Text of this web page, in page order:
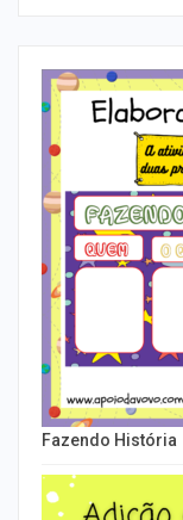
Fazendo História